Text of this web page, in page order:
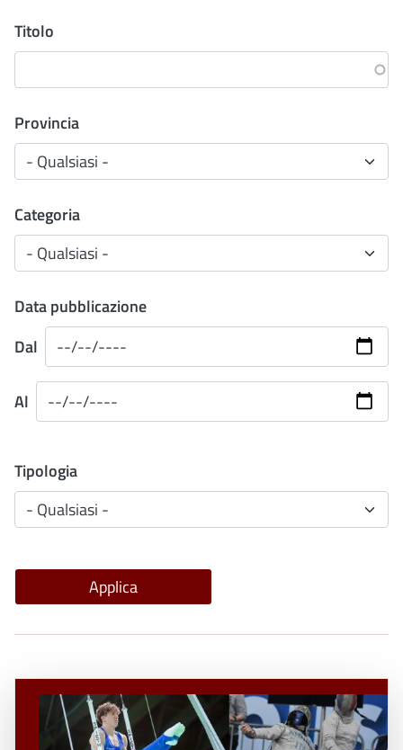
Titolo
Provincia
Categoria
Data pubblicazione
Dal
Al
Tipologia